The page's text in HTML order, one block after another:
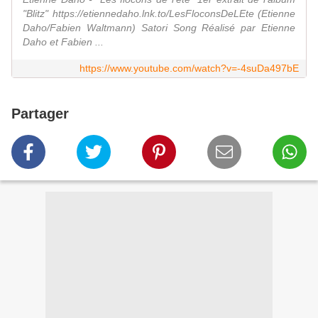
"Blitz" https://etiennedaho.lnk.to/LesFloconsDeLEte (Etienne
Daho/Fabien Waltmann) Satori Song Réalisé par Etienne
Daho et Fabien ...
https://www.youtube.com/watch?v=-4suDa497bE
Partager